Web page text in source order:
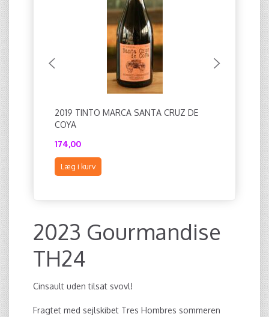
2019 TINTO MARCA SANTA CRUZ DE
COYA
174,00
Læg i kurv
FRAKT
AV 31-
Læg i
2023 Gourmandise
TH24
Cinsault uden tilsat svovl!
Fragtet med sejlskibet Tres Hombres sommeren